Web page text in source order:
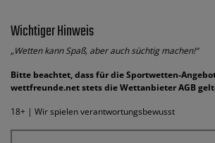
Wichtiger Hinweis
„Wetten kann Spaß, aber auch süchtig machen!“
Bitte beachtet, dass für die Sportwetten-
wettfreunde.net stets die Wettanbieter AGB
18+ | Wir spielen verantwortungsbewusst